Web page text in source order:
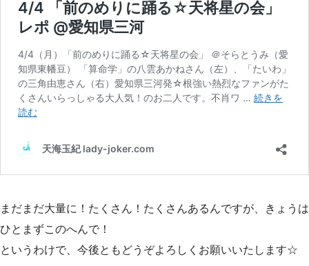
まだまだ大量に！たくさん！たくさんあるんですが、きょうは
ひとまずこのへんで！
というわけで、今後ともどうぞよろしくお願いいたします☆